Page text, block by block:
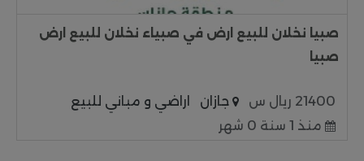
صبيا نخلان للبيع ارض في صبياء نخلان للبيع ارض
صبيا
21400 ريال س جازان
اراضي و مباني للبيع
منذ 1 سنة 0 شهر